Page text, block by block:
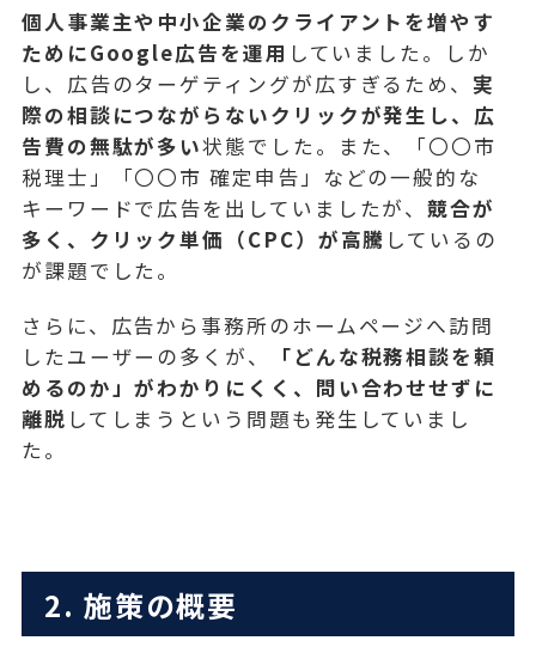
個人事業主や中小企業のクライアントを増やす
ためにGoogle広告を運用 していました。しか
し、広告のターゲティングが広すぎるため、 実
際の相談につながらないクリックが発生し、広
告費の無駄が多い状態でした。また、「〇〇市
税理士」「〇〇市 確定申告」などの一般的な
キーワードで広告を出していましたが、競合が
多く、クリック単価（CPC）が高騰 しているの
が課題でした。
さらに、広告から事務所のホームページへ訪問
したユーザーの多くが、
「どんな税務相談を頼
めるのか」がわかりにくく、問い合わせせずに
離脱 してしまうという問題も発生していまし
た。
2. 施策の概要